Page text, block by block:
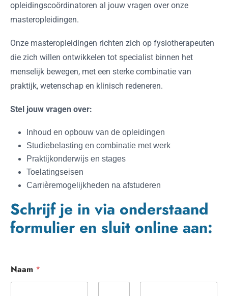
opleidingscoördinatoren al jouw vragen over onze
masteropleidingen.
Onze masteropleidingen richten zich op fysiotherapeuten
die zich willen ontwikkelen tot specialist binnen het
menselijk bewegen, met een sterke combinatie van
praktijk, wetenschap en klinisch redeneren.
Stel jouw vragen over:
Inhoud en opbouw van de opleidingen
Studiebelasting en combinatie met werk
Praktijkonderwijs en stages
Toelatingseisen
Carrièremogelijkheden na afstuderen
Schrijf je in via onderstaand
formulier en sluit online aan:
Naam *